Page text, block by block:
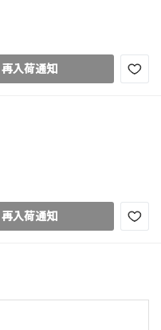
再入荷通知
再入荷通知